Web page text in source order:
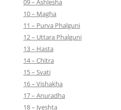
09 – Ashlesha
10 – Magha
11 – Purva Phalguni
12 – Uttara Phalguni
13 – Hasta
14 – Chitra
15 – Svati
16 – Vishakha
17 – Anuradha
18 – Jyeshta